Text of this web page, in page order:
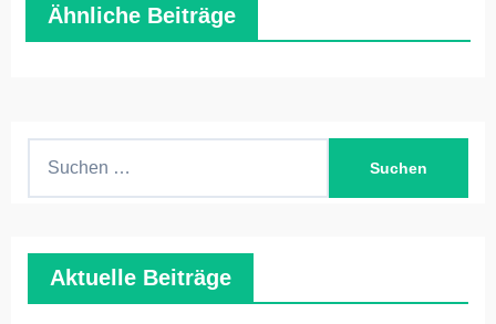
Ähnliche Beiträge
n
Aktuelle Beiträge